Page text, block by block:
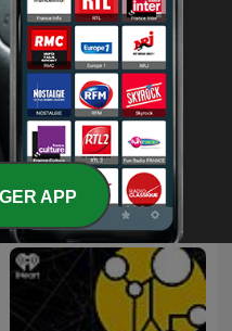
Tout Louie
Sciences
APP